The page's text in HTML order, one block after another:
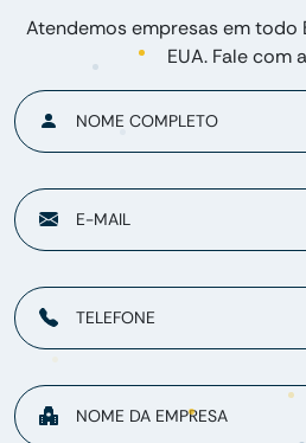
Atendemos empresas em todo
EUA. Fale com
NOME COMPLETO
E-MAIL
TELEFONE
NOME DA EMPRESA